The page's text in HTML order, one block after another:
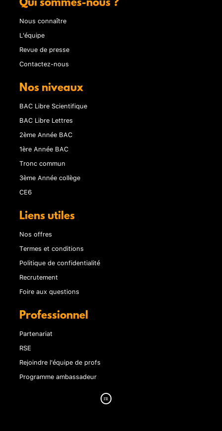
Qui sommes-nous ?
Nous connaître
L'équipe
Revue de presse
Contactez-nous
Nos niveaux
BAC Libre Scientifique
BAC Libre Lettres
2ème Année BAC
1ère Année BAC
Tronc commun
3ème Année collège
CE6
Liens utiles
Nos offres
Termes et conditions
Politique de confidentialité
Recrutement
Foire aux questions
Professionnel
Partenariat
RSE
Rejoindre l'équipe de profs
Programme ambassadeur